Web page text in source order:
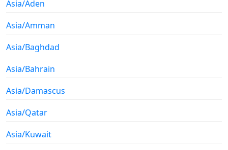
Asia/Aden
Asia/Amman
Asia/Baghdad
Asia/Bahrain
Asia/Damascus
Asia/Qatar
Asia/Kuwait